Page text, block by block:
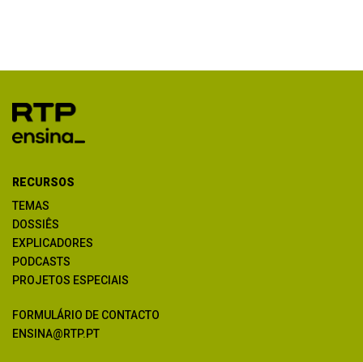
RECURSOS
TEMAS
DOSSIÊS
EXPLICADORES
PODCASTS
PROJETOS ESPECIAIS
FORMULÁRIO DE CONTACTO
ENSINA@RTP.PT